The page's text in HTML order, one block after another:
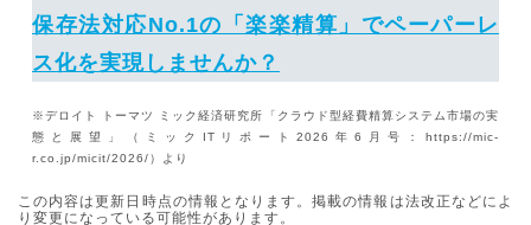
保存法対応No.1の「楽楽精算」でペーパーレ
ス化を実現しませんか？
※デロイト トーマツ ミック経済研究所「クラウド型経費精算システム市場の実
態と展望」（ミックITリポート2026年6月号：https://mic-
r.co.jp/micit/2026/）より
この内容は更新日時点の情報となります。掲載の情報は法改正などによ
り変更になっている可能性があります。